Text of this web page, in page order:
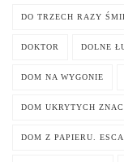
DO TRZECH RAZY
DOKTOR DOLNE
DOM NA WYGONIE
DOM UKRYTYCH
DOM Z PAPIERU.